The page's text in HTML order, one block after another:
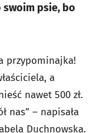
swoim psie, bo
przypominajka!
a
nawet 500 zł.
nas” – napisała
Duchnowska.